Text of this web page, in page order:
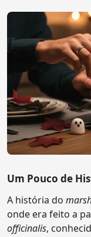
Um Pouco de
A história do
onde era feito a
officinalis,